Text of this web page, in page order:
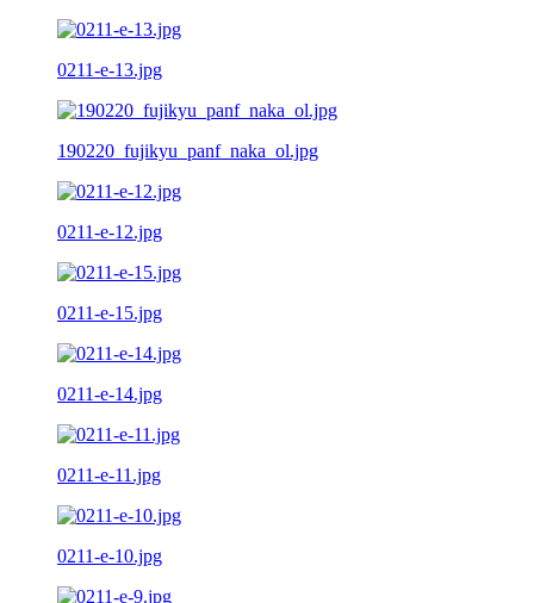
0211-e-13.jpg
190220_fujikyu_panf_naka_ol.jpg
0211-e-12.jpg
0211-e-15.jpg
0211-e-14.jpg
0211-e-11.jpg
0211-e-10.jpg